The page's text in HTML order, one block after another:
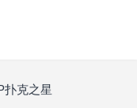
扑克之星